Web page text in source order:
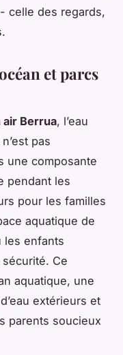
celle des regards,
et parcs
Berrua, l’eau
pas
une composante
pendant les
pour les familles
aquatique de
les enfants
Ce
aquatique, une
extérieurs et
parents soucieux